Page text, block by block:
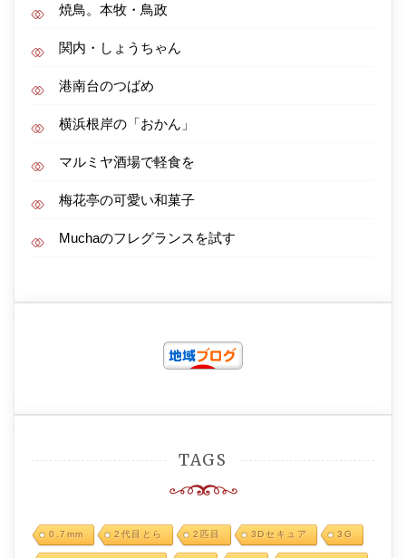
焼鳥。本牧・鳥政
関内・しょうちゃん
港南台のつばめ
横浜根岸の「おかん」
マルミヤ酒場で軽食を
梅花亭の可愛い和菓子
Muchaのフレグランスを試す
TAGS
0.7mm 2代目とら 2匹目 3Dセキュア 3G